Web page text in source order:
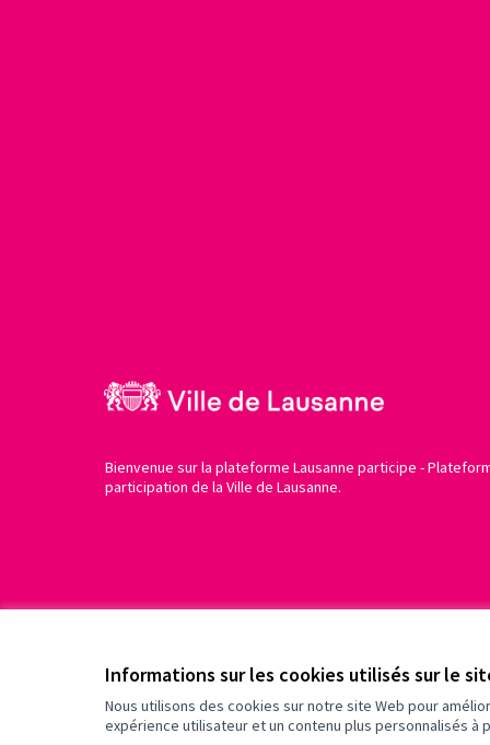
Informations sur les cookies utilisés sur le
Nous utilisons des cookies sur notre site Web pour
expérience utilisateur et un contenu plus personnalisés à
Bienvenue sur la plateforme Lausanne participe -
participation de la Ville de Lausanne.